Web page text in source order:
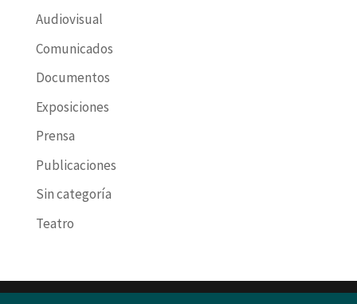
Audiovisual
Comunicados
Documentos
Exposiciones
Prensa
Publicaciones
Sin categoría
Teatro